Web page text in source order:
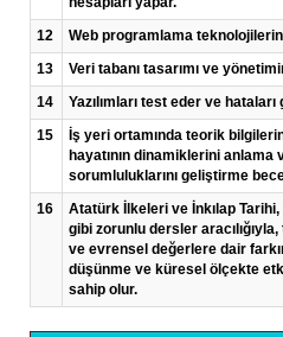
12
Web programlama
13
Veri tabanı tasarımı ve
14
Yazılımları test eder ve hataları
15
İş yeri ortamında teorik
hayatının dinamiklerini anlama
sorumluluklarını geliştirme
16
Atatürk İlkeleri ve İnkılap
gibi zorunlu dersler
ve evrensel değerlere dair
düşünme ve küresel ölçekte
sahip olur.